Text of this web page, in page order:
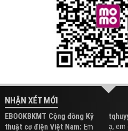
NHẬN XÉT MỚI
EBOOKBKMT Cộng đồng Kỹ
thuật cơ điện Việt Nam: Em
ạ, em